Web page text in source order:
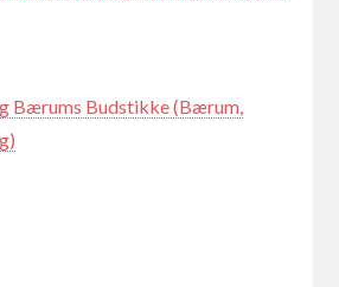
Bærums Budstikke (Bærum,